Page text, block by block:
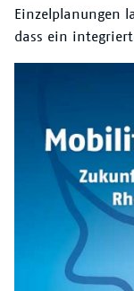
Einzelplanungen
dass ein